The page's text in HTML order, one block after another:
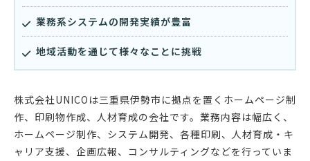
業務系システムの開発実績が豊富
地域活動を通じて様々なことに挑戦
株式会社UNICOは三重県伊勢市に拠点を置くホームページ制
作、印刷物作成、人材育成の会社です。業務内容は幅広く、
ホームページ制作、システム開発、各種印刷、人材育成・キ
ャリア支援、企画広報、コンサルティングなどを行っていま